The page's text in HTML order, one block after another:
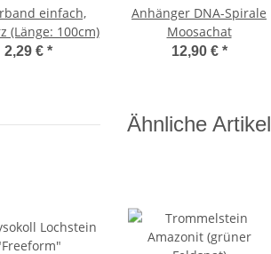
einfach,
(Länge: 100cm)
2,29 € *
Anhänger DNA-Spirale
Moosachat
12,90 € *
Ähnliche Artikel